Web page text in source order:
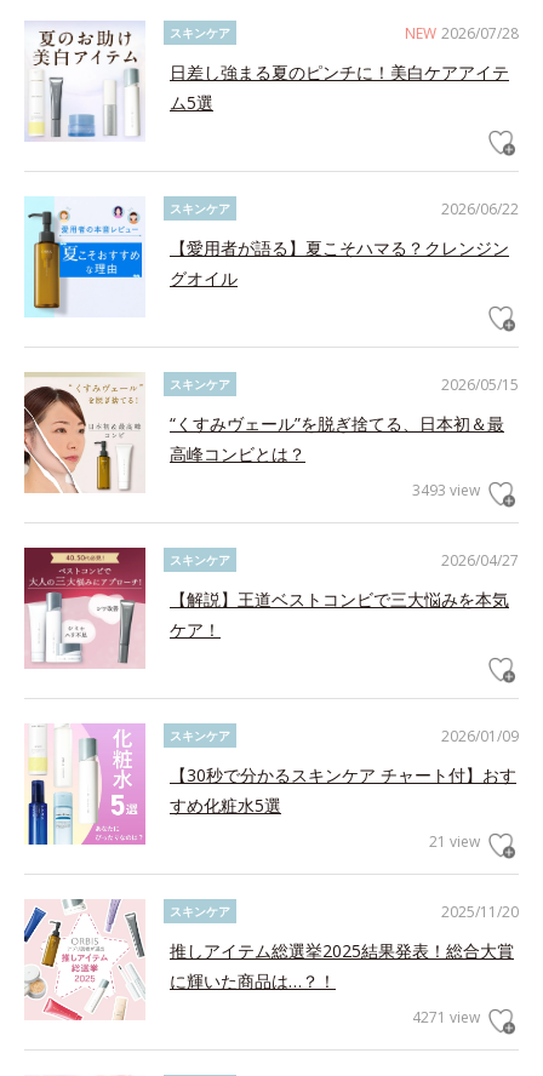
NEW 2026/07/28
スキンケア
日差し強まる夏のピンチに！美白ケアアイテ
ム5選
2026/06/22
スキンケア
【愛用者が語る】夏こそハマる？クレンジン
グオイル
2026/05/15
スキンケア
“くすみヴェール”を脱ぎ捨てる、日本初＆最
高峰コンビとは？
3493 view
2026/04/27
スキンケア
【解説】王道ベストコンビで三大悩みを本気
ケア！
2026/01/09
スキンケア
【30秒で分かるスキンケア チャート付】おす
すめ化粧水5選
21 view
2025/11/20
スキンケア
推しアイテム総選挙2025結果発表！総合大賞
に輝いた商品は…？！
4271 view